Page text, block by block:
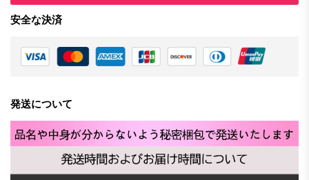
安全な決済
発送について